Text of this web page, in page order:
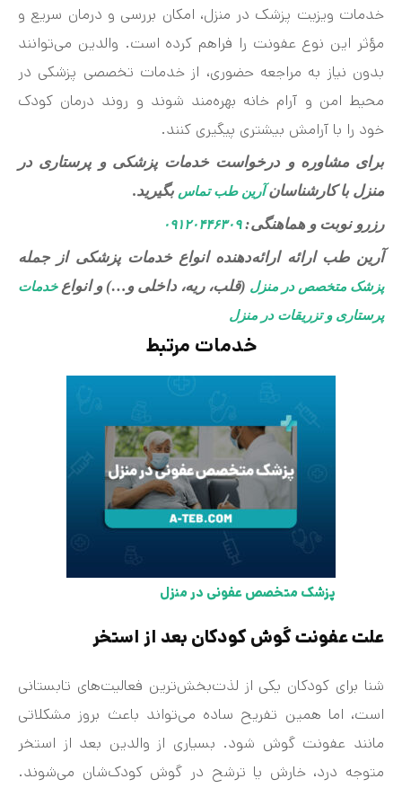
خدمات ویزیت پزشک در منزل، امکان بررسی و درمان سریع و
مؤثر این نوع عفونت را فراهم کرده است. والدین می‌توانند
بدون نیاز به مراجعه حضوری، از خدمات تخصصی پزشکی در
محیط امن و آرام خانه بهره‌مند شوند و روند درمان کودک
خود را با آرامش بیشتری پیگیری کنند.
برای مشاوره و درخواست خدمات پزشکی و پرستاری در
منزل با کارشناسانآرین طب تماس بگیرید.
رزرو نوبت و هماهنگی:۰۹۱۲۰۴۴۶۳۰۹
آرین طب ارائه ارائه‌دهنده انواع خدمات پزشکی از جمله
پزشک متخصص در منزل (قلب، ریه، داخلی و…) و انواعخدمات
پرستاری و تزریقات در منزل
خدمات مرتبط
پزشک متخصص عفونی در منزل
علت عفونت گوش کودکان بعد از استخر
شنا برای کودکان یکی از لذت‌بخش‌ترین فعالیت‌های تابستانی
است، اما همین تفریح ساده می‌تواند باعث بروز مشکلاتی
مانند عفونت گوش شود. بسیاری از والدین بعد از استخر
متوجه درد، خارش یا ترشح در گوش کودک‌شان می‌شوند.